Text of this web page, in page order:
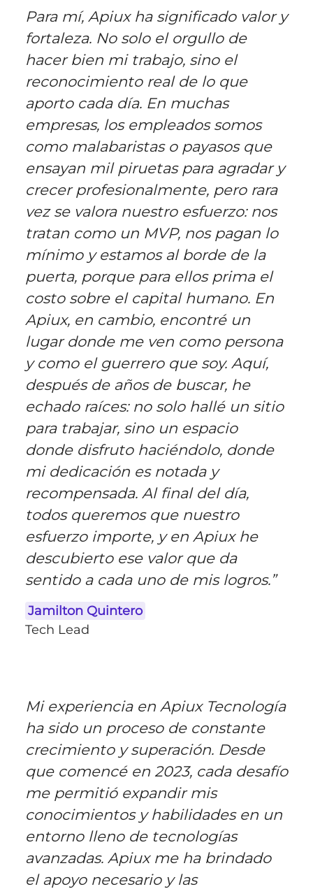
Para mí, Apiux ha significado valor y
fortaleza. No solo el orgullo de
hacer bien mi trabajo, sino el
reconocimiento real de lo que
aporto cada día. En muchas
empresas, los empleados somos
como malabaristas o payasos que
ensayan mil piruetas para agradar y
crecer profesionalmente, pero rara
vez se valora nuestro esfuerzo: nos
tratan como un MVP, nos pagan lo
mínimo y estamos al borde de la
puerta, porque para ellos prima el
costo sobre el capital humano. En
Apiux, en cambio, encontré un
lugar donde me ven como persona
y como el guerrero que soy. Aquí,
después de años de buscar, he
echado raíces: no solo hallé un sitio
para trabajar, sino un espacio
donde disfruto haciéndolo, donde
mi dedicación es notada y
recompensada. Al final del día,
todos queremos que nuestro
esfuerzo importe, y en Apiux he
descubierto ese valor que da
sentido a cada uno de mis logros.”
Jamilton Quintero
Tech Lead
Mi experiencia en Apiux Tecnología
ha sido un proceso de constante
crecimiento y superación. Desde
que comencé en 2023, cada desafío
me permitió expandir mis
conocimientos y habilidades en un
entorno lleno de tecnologías
avanzadas. Apiux me ha brindado
el apoyo necesario y las